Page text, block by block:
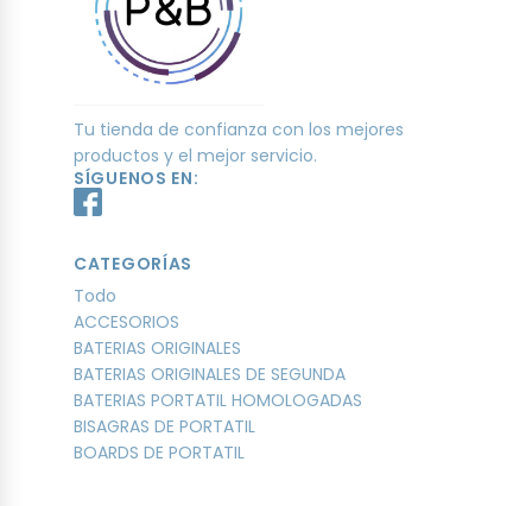
Tu tienda de confianza con los mejores
productos y el mejor servicio.
SÍGUENOS EN:
CATEGORÍAS
Todo
ACCESORIOS
BATERIAS ORIGINALES
BATERIAS ORIGINALES DE SEGUNDA
BATERIAS PORTATIL HOMOLOGADAS
BISAGRAS DE PORTATIL
BOARDS DE PORTATIL